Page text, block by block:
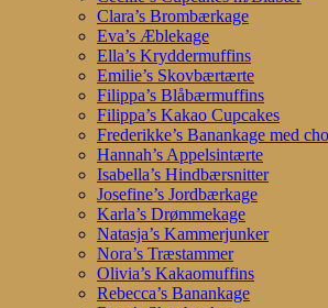
Clara’s Brombærkage
Eva’s Æblekage
Ella’s Kryddermuffins
Emilie’s Skovbærtærte
Filippa’s Blåbærmuffins
Filippa’s Kakao Cupcakes
Frederikke’s Banankage med
Hannah’s Appelsintærte
Isabella’s Hindbærsnitter
Josefine’s Jordbærkage
Karla’s Drømmekage
Natasja’s Kammerjunker
Nora’s Træstammer
Olivia’s Kakaomuffins
Rebecca’s Banankage